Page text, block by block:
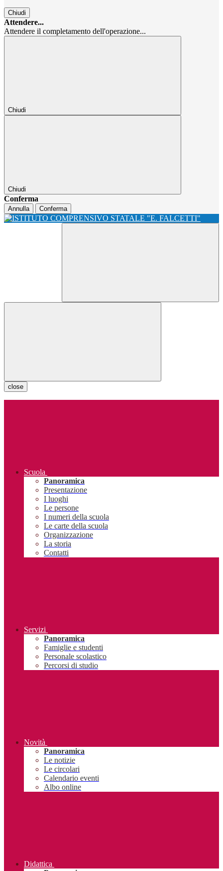
Chiudi
Attendere...
Attendere il completamento dell'operazione...
Chiudi
Chiudi
Conferma
Annulla Conferma
close
Scuola
Panoramica
Presentazione
I luoghi
Le persone
I numeri della scuola
Le carte della scuola
Organizzazione
La storia
Contatti
Servizi
Panoramica
Famiglie e studenti
Personale scolastico
Percorsi di studio
Novità
Panoramica
Le notizie
Le circolari
Calendario eventi
Albo online
Didattica